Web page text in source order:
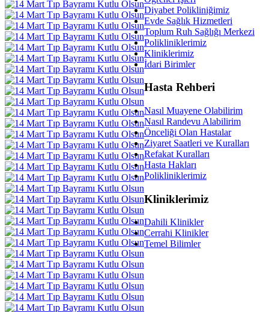
Diyabet Polikliniğimiz
Evde Sağlık Hizmetleri
Toplum Ruh Sağlığı Merkezi
Polikliniklerimiz
Kliniklerimiz
İdari Birimler
Hasta Rehberi
Nasıl Muayene Olabilirim
Nasıl Randevu Alabilirim
Önceliği Olan Hastalar
Ziyaret Saatleri ve Kuralları
Refakat Kuralları
Hasta Hakları
Polikliniklerimiz
Kliniklerimiz
Dahili Klinikler
Cerrahi Klinikler
Temel Bilimler